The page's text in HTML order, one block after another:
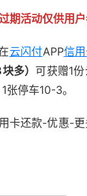
期活动仅供用
云闪付APP信
多） 可获赠1
停车10-3。
卡还款-优惠-